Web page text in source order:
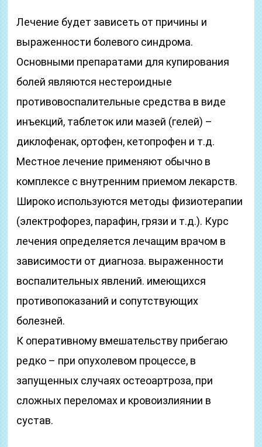
Лечение будет зависеть от причины и
выраженности болевого синдрома.
Основными препаратами для купирования
болей являются нестероидные
противовоспалительные средства в виде
инъекций, таблеток или мазей (гелей) –
диклофенак, ортофен, кетопрофен и т.д.
Местное лечение применяют обычно в
комплексе с внутренним приемом лекарств.
Широко используются методы физиотерапии
(электрофорез, парафин, грязи и т.д.). Курс
лечения определяется лечащим врачом в
зависимости от диагноза. выраженности
воспалительных явлений. имеющихся
противопоказаний и сопутствующих
болезней.
К оперативному вмешательству прибегаю
редко – при опухолевом процессе, в
запущенных случаях остеоартроза, при
сложных переломах и кровоизлиянии в
сустав.